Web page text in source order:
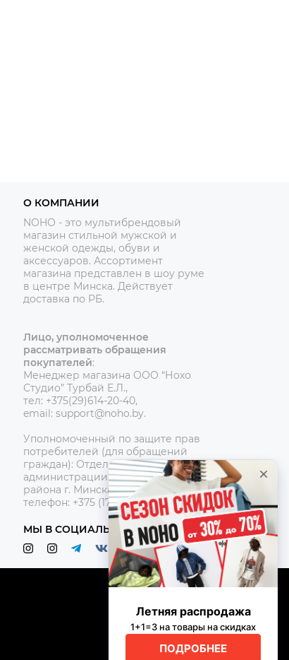
О КОМПАНИИ
NOHO - это мультибрендовый
магазин стильной мужской и
женской одежды, обуви и
аксессуаров. Ассортимент
магазина представлен в шоу руме
в центре Минска. Действует
доставка по РБ.
Лицо, уполномоченное
рассматривать обращения
покупателей:
Менеджер магазина ООО “Нохо
Студио” Турбай Е.Л.,
тел: +375(29)614-20-40,
email: support@noho.by.
Уполномоченный по защите прав
потребителей (для обращений
граждан): Отдел торговли и услуг
администрации Центрального
района г. Минска,
телефон: +375 (17) 390-42-95
МЫ В СОЦИАЛЬНЫХ СЕТЯХ